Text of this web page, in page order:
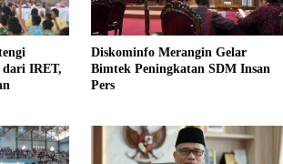
dari IRET,
Diskominfo Merangin Gelar
Bimtek Peningkatan SDM Insan
Pers